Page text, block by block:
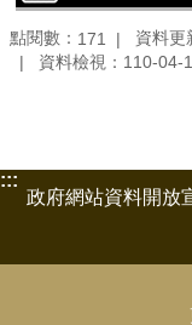
點閱數： 171
資料更
資料檢視：110-04-
:::
政府網站資料開放